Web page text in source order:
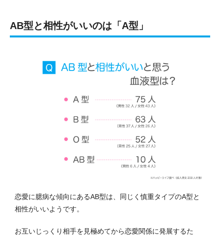
AB型と相性がいいのは「A型」
恋愛に臆病な傾向にあるAB型は、同じく慎重タイプのA型と
相性がいいようです。
お互いじっくり相手を見極めてから恋愛関係に発展するた